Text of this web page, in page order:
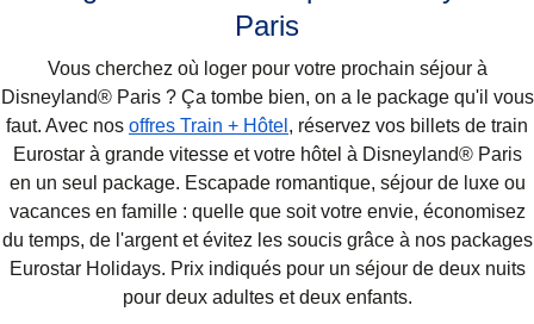
Paris
Vous cherchez où loger pour votre prochain séjour à
Disneyland® Paris ? Ça tombe bien, on a le package qu'il vous
faut. Avec nos offres Train + Hôtel , réservez vos billets de train
Eurostar à grande vitesse et votre hôtel à Disneyland® Paris
en un seul package. Escapade romantique, séjour de luxe ou
vacances en famille : quelle que soit votre envie, économisez
du temps, de l'argent et évitez les soucis grâce à nos packages
Eurostar Holidays. Prix indiqués pour un séjour de deux nuits
pour deux adultes et deux enfants.